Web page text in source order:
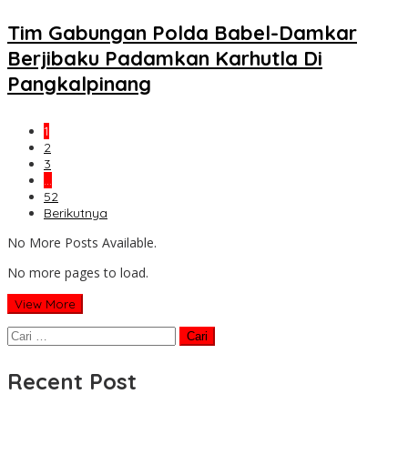
Tim Gabungan Polda Babel-Damkar
Berjibaku Padamkan Karhutla Di
Pangkalpinang
1
2
3
…
52
Berikutnya
No More Posts Available.
No more pages to load.
View More
Cari
untuk:
Recent Post